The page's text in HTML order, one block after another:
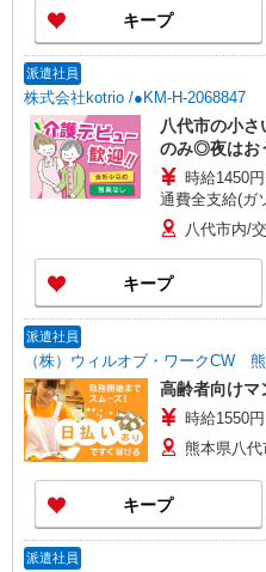
キープ
派遣社員
株式会社kotrio /●KM-H-2068847
八代市の小
のみ◎夜はお
時給1450
通費全支給(ガ
八代市内/
キープ
派遣社員
（株）ウィルオブ・ワークCW
高齢者向け
熊本県八代
キープ
派遣社員